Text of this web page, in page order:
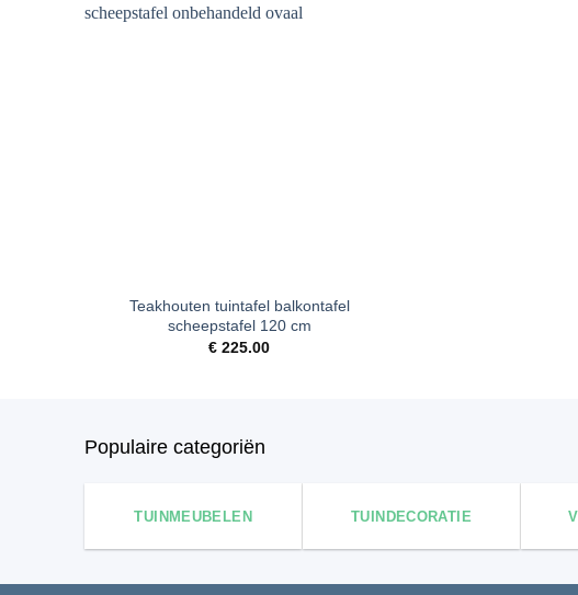
Teakhouten tuintafel balkontafel
scheepstafel 120 cm
€ 225.00
Populaire categoriën
TUINMEUBELEN TUINDECORATIE